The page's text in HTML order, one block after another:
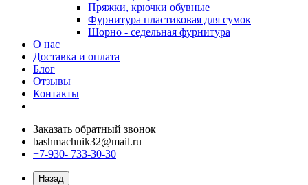
Пряжки, крючки обувные
Фурнитура пластиковая для сумок
Шорно - седельная фурнитура
О нас
Доставка и оплата
Блог
Отзывы
Контакты
Заказать обратный звонок
bashmachnik32@mail.ru
+7-930- 733-30-30
Назад